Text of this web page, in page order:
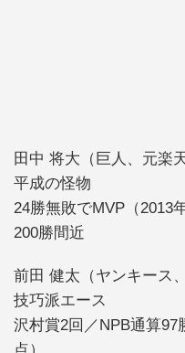
田中 将大（巨人、元楽
平成の怪物
24勝無敗でMVP（2013
200勝間近
前田 健太（ヤンキース
技巧派エース
沢村賞2回／NPB通算97